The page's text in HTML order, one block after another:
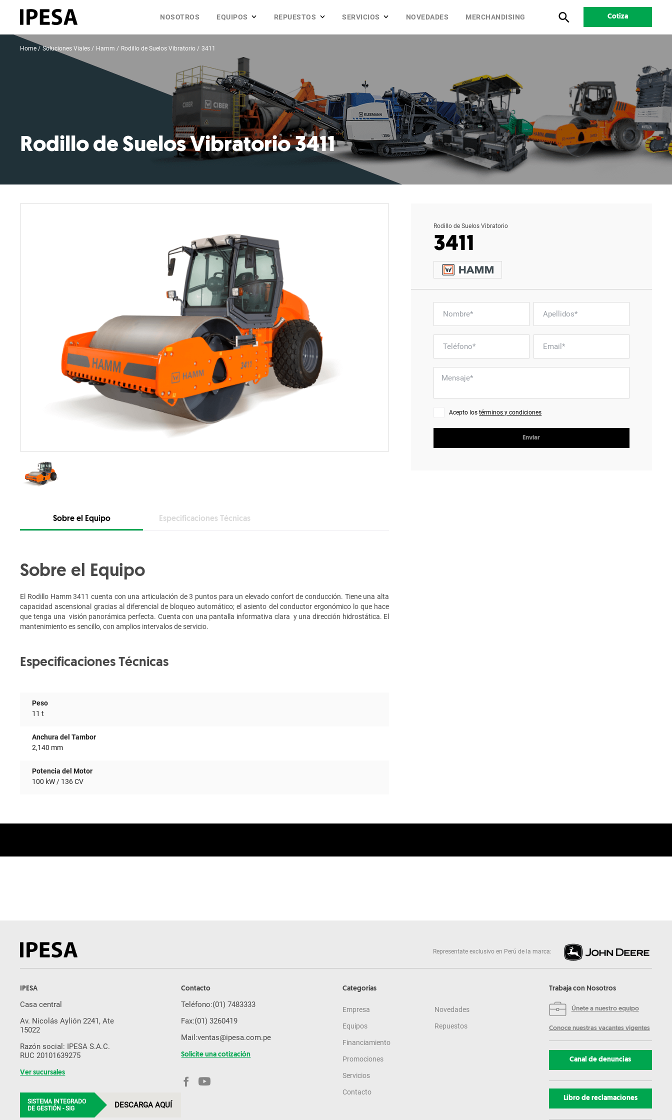
NOSOTROS EQUIPOS REPUESTOS SERVICIOS NOVEDADES MERCHANDISING Cotiza
Home Soluciones Viales Hamm Rodillo de Suelos Vibratorio 3411
Rodillo de Suelos Vibratorio 3411
Sobre el Equipo Especificaciones Técnicas
Sobre el Equipo
El Rodillo Hamm 3411 cuenta con una articulación de 3 puntos para un elevado confort de conducción. Tiene una alta
capacidad ascensional gracias al diferencial de bloqueo automático; el asiento del conductor ergonómico lo que hace
que tenga una visión panorámica perfecta. Cuenta con una pantalla informativa clara y una dirección hidrostática. El
mantenimiento es sencillo, con amplios intervalos de servicio.
Especificaciones Técnicas
Peso
11 t
Anchura del Tambor
2,140 mm
Potencia del Motor
100 kW / 136 CV
Rodillo de Suelos Vibratorio
3411
Acepto lostérminos y condiciones
Enviar
Representate exclusivo en Perú de la marca:
IPESA
Casa central
Av. Nicolás Aylión 2241, Ate
15022
Razón social: IPESA S.A.C.
RUC 20101639275
Ver sucursales
SISTEMA INTEGRADO
DE GESTIÓN - SIG
DESCARGA AQUÍ
Contacto
Teléfono:(01) 7483333
Fax:(01) 3260419
Mail:ventas@ipesa.com.pe
Solicite una cotización
Categorías
Empresa
Equipos
Financiamiento
Promociones
Servicios
Contacto
Novedades
Repuestos
Trabaja con Nosotros
Únete a nuestro equipo
Conoce nuestras vacantes vigentes
Canal de denuncias
Libro de reclamaciones